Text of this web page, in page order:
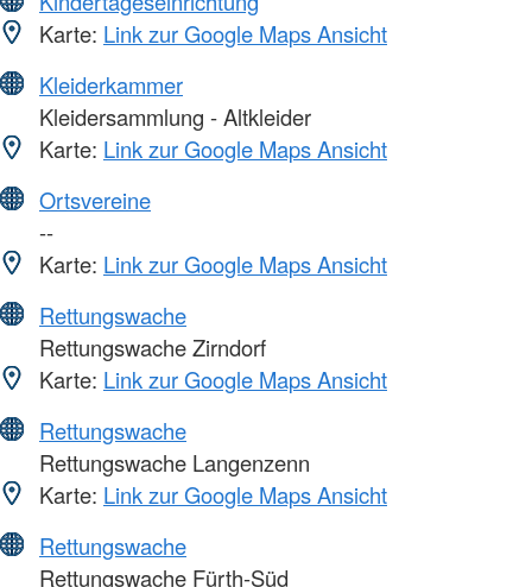
Karte: Link zur Google Maps Ansicht
Kleiderkammer
Kleidersammlung - Altkleider
Karte: Link zur Google Maps Ansicht
Ortsvereine
--
Karte: Link zur Google Maps Ansicht
Rettungswache
Rettungswache Zirndorf
Karte: Link zur Google Maps Ansicht
Rettungswache
Rettungswache Langenzenn
Karte: Link zur Google Maps Ansicht
Rettungswache
Rettungswache Fürth-Süd